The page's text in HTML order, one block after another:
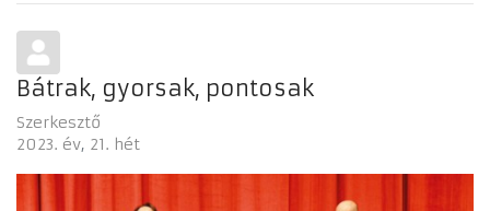
Bátrak, gyorsak, pontosak
Szerkesztő
2023. év 21. hét